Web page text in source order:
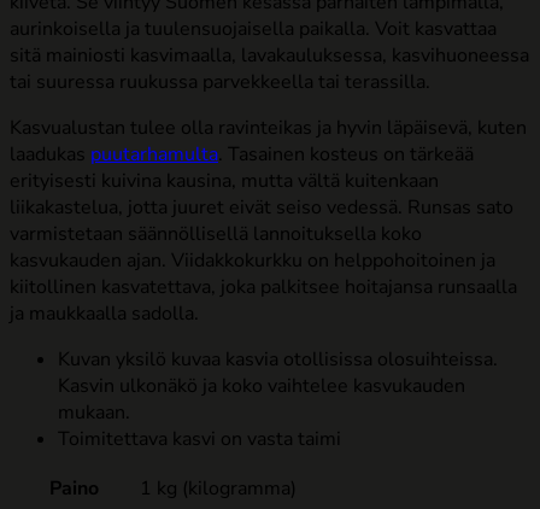
aurinkoisella ja tuulensuojaisella paikalla. Voit kasvattaa
sitä mainiosti kasvimaalla, lavakauluksessa, kasvihuoneessa
tai suuressa ruukussa parvekkeella tai terassilla.
Kasvualustan tulee olla ravinteikas ja hyvin läpäisevä, kuten
laadukas puutarhamulta. Tasainen kosteus on tärkeää
erityisesti kuivina kausina, mutta vältä kuitenkaan
liikakastelua, jotta juuret eivät seiso vedessä. Runsas sato
varmistetaan säännöllisellä lannoituksella koko
kasvukauden ajan. Viidakkokurkku on helppohoitoinen ja
kiitollinen kasvatettava, joka palkitsee hoitajansa runsaalla
ja maukkaalla sadolla.
Kuvan yksilö kuvaa kasvia otollisissa olosuihteissa.
Kasvin ulkonäkö ja koko vaihtelee kasvukauden
mukaan.
Toimitettava kasvi on vasta taimi
Paino
1 kg (kilogramma)